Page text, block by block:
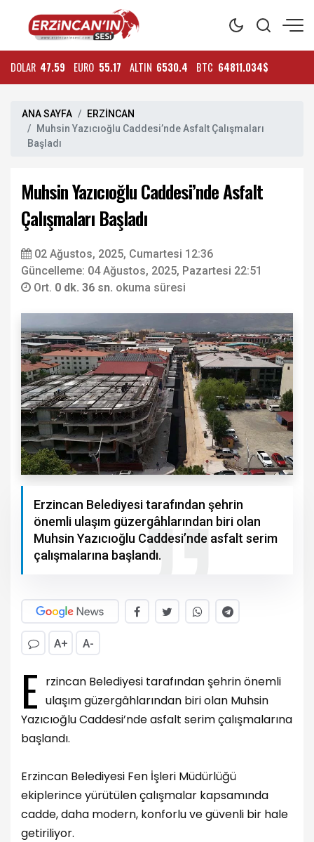
DOLAR 47.59 EURO 55.17 ALTIN 6530.4 BTC 64811.034$
ANA SAYFA
ERZİNCAN
Muhsin Yazıcıoğlu Caddesi’nde Asfalt Çalışmaları
Başladı
Muhsin Yazıcıoğlu Caddesi’nde Asfalt
Çalışmaları Başladı
02 Ağustos, 2025, Cumartesi 12:36
Güncelleme: 04 Ağustos, 2025, Pazartesi 22:51
Ort. 0 dk. 36 sn. okuma süresi
Erzincan Belediyesi tarafından şehrin
önemli ulaşım güzergâhlarından biri olan
Muhsin Yazıcıoğlu Caddesi’nde asfalt serim
çalışmalarına başlandı.
A+ A-
E rzincan Belediyesi tarafından şehrin önemli
ulaşım güzergâhlarından biri olan Muhsin
Yazıcıoğlu Caddesi’nde asfalt serim çalışmalarına
başlandı.
Erzincan Belediyesi Fen İşleri Müdürlüğü
ekiplerince yürütülen çalışmalar kapsamında
cadde, daha modern, konforlu ve güvenli bir hale
getiriliyor.